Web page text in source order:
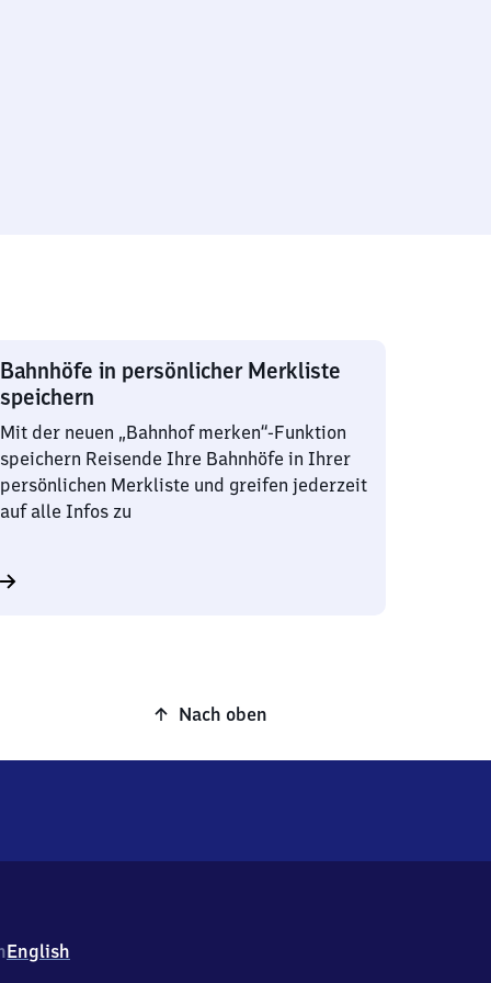
Bahnhöfe in persönlicher Merkliste
speichern
Mit der neuen „Bahnhof merken“-Funktion
speichern Reisende Ihre Bahnhöfe in Ihrer
persönlichen Merkliste und greifen jederzeit
auf alle Infos zu
Nach oben
English